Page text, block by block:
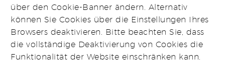
über den Cookie-Banner ändern. Alternativ
können Sie Cookies über die Einstellungen Ihres
Browsers deaktivieren. Bitte beachten Sie, dass
die vollständige Deaktivierung von Cookies die
Funktionalität der Website einschränken kann.